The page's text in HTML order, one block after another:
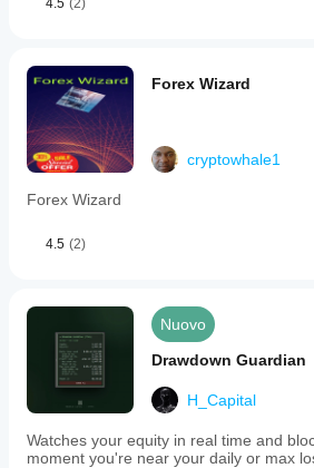
4.5 (2)
Forex Wizard
cryptowhale1
Forex Wizard
4.5 (2)
Nuovo
Drawdown Guardian
H_Capital
Watches your equity in real time and
moment you're near your daily or max